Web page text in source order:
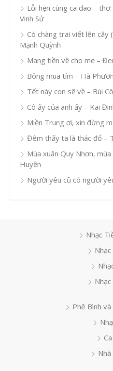
Lỗi hẹn cùng ca dao –
Vinh Sử
Có chàng trai viết lên cây
Mạnh Quỳnh
Mang tiền về cho mẹ –
Bông mua tím – Hà
Tết này con sẽ về – Bùi
Cô ấy của anh ấy – Kai
Miền Trung ơi, xin đừng
Đêm thấy ta là thác đổ –
Mùa xuân Quy Nhơn,
Huyền
Người yêu cũ có người
Nhạc
Nhạc
Nhạc
Phê Bình